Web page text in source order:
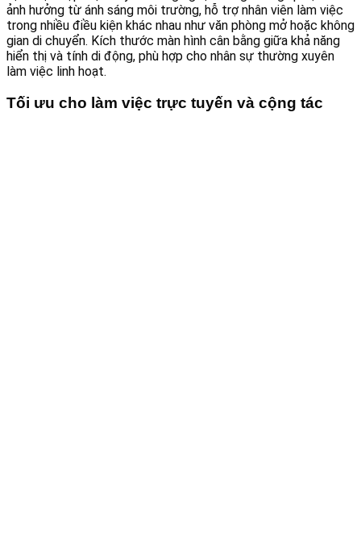
ảnh hưởng từ ánh sáng môi trường, hỗ trợ nhân viên làm việc
trong nhiều điều kiện khác nhau như văn phòng mở hoặc không
gian di chuyển. Kích thước màn hình cân bằng giữa khả năng
hiển thị và tính di động, phù hợp cho nhân sự thường xuyên
làm việc linh hoạt.
Tối ưu cho làm việc trực tuyến và cộng tác